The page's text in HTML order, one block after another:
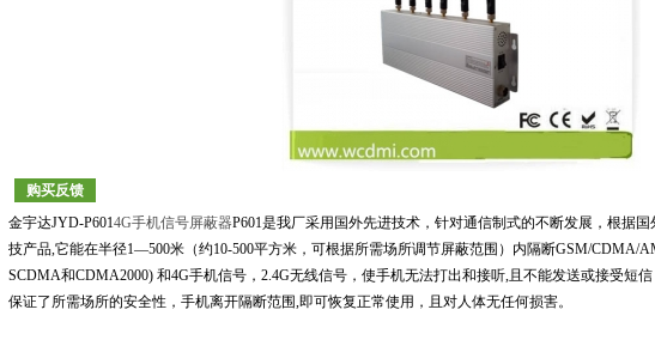
购买反馈
金宇达JYD-P6014G手机信号屏蔽器P601是我厂采用国外先进技术，针对通信制式的不断发展，根据
技产品,它能在半径1—500米（约10-500平方米，可根据所需场所调节屏蔽范围）内隔断GSM/CDMA/
SCDMA和CDMA2000)和4G手机信号，2.4G无线信号，使手机无法打出和接听, 且不能发送或接受短
保证了所需场所的安全性，手机离开隔断范围,即可恢复正常使用，且对人体无任何损害。